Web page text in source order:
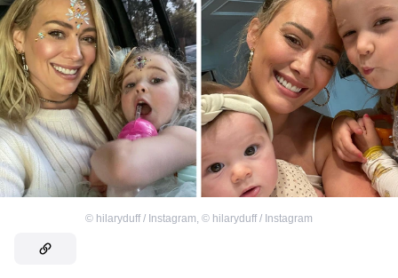
© hilaryduff / Instagram, © hilaryduff / Instagram